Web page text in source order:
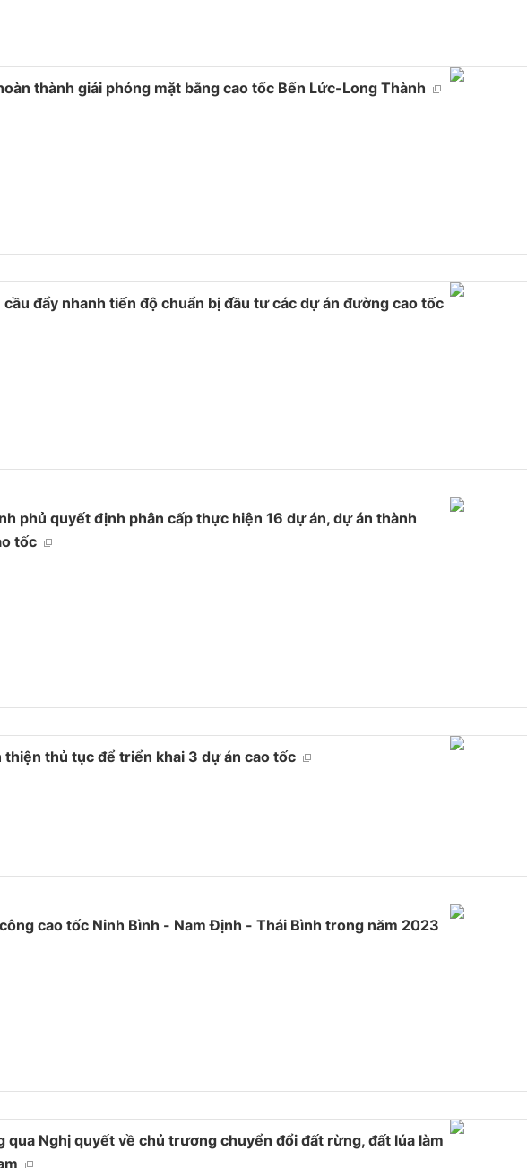
thành giải phóng mặt bằng cao tốc Bến Lức-Long Thành
đẩy nhanh tiến độ chuẩn bị đầu tư các dự án đường cao tốc
phủ quyết định phân cấp thực hiện 16 dự án, dự án thành
tốc
thiện thủ tục để triển khai 3 dự án cao tốc
cao tốc Ninh Bình - Nam Định - Thái Bình trong năm 2023
qua Nghị quyết về chủ trương chuyển đổi đất rừng, đất lúa làm